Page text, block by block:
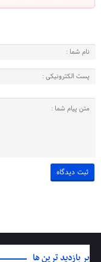
پر بازدید ترین ها